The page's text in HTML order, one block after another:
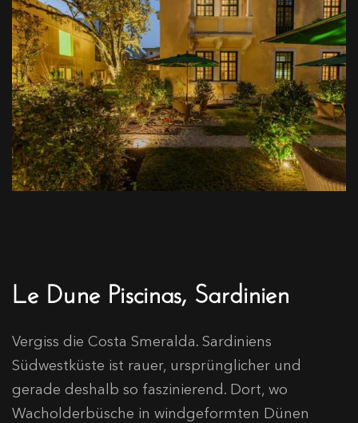
Le Dune Piscinas, Sardinien
Vergiss die Costa Smeralda. Sardiniens
Südwestküste ist rauer, ursprünglicher und
gerade deshalb so faszinierend. Dort, wo
Wacholderbüsche in windgeformten Dünen